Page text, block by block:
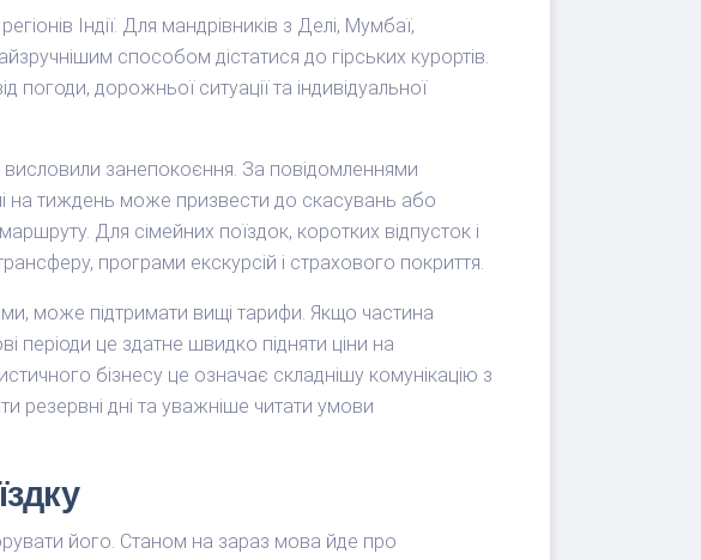
Індії. Для мандрівників з Делі, Мумбаї,
способом дістатися до гірських курортів.
дорожньої ситуації та індивідуальної
висловили занепокоєння. За повідомленнями
на тиждень може призвести до скасувань або
Для сімейних поїздок, коротких відпусток і
програми екскурсій і страхового покриття.
може підтримати вищі тарифи. Якщо частина
періоди це здатне швидко підняти ціни на
бізнесу це означає складнішу комунікацію з
резервні дні та уважніше читати умови
його. Станом на зараз мова йде про